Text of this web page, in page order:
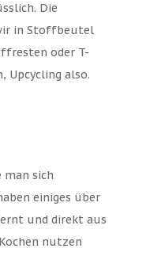
Die
in Stoffbeutel
oder T-
Upcycling also.
man sich
einiges über
und direkt aus
nutzen